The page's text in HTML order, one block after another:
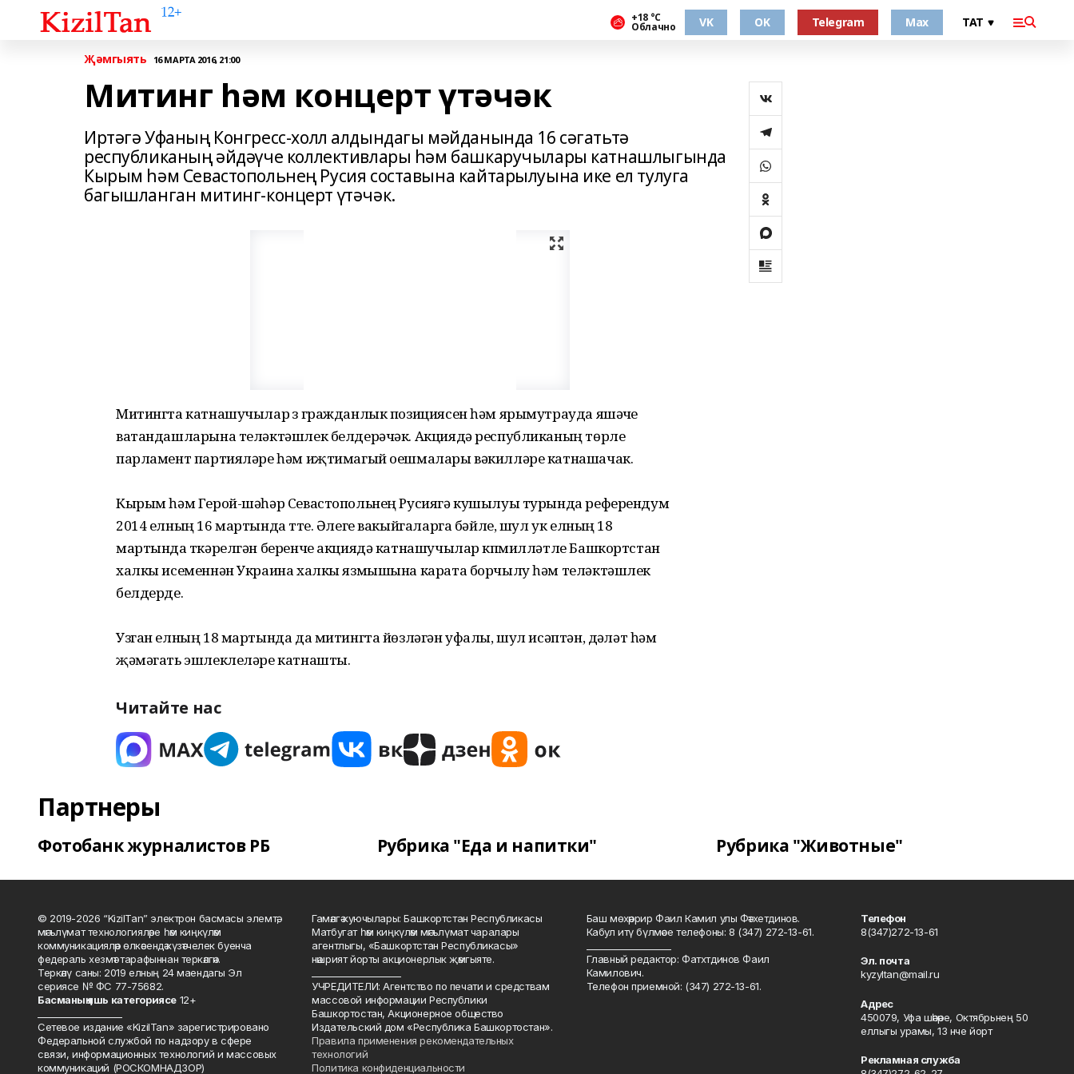
+18 °С
Облачно VK OK Telegram Max
Җәмгыять 16 МАРТА 2016, 21:00
Митинг һәм концерт үтәчәк
Иртәгә Уфаның Конгресс-холл алдындагы мәйданында 16 сәгатьтә
республиканың әйдәүче коллективлары һәм башкаручылары катнашлыгында
Кырым һәм Севастопольнең Русия составына кайтарылуына ике ел тулуга
багышланган митинг-концерт үтәчәк.
Митингта катнашучылар үз гражданлык позициясен һәм ярымутрауда яшәүче
ватандашларына теләктәшлек белдерәчәк. Акциядә республиканың төрле
парламент партияләре һәм иҗтимагый оешмалары вәкилләре катнашачак.
Кырым һәм Герой-шәһәр Севастопольнең Русиягә кушылуы турында референдум
2014 елның 16 мартында үтте. Әлеге вакыйгаларга бәйле, шул ук елның 18
мартында үткәрелгән беренче акциядә катнашучылар күпмилләтле Башкортстан
халкы исеменнән Украина халкы язмышына карата борчылу һәм теләктәшлек
белдерде.
Узган елның 18 мартында да митингта йөзләгән уфалы, шул исәптән, дәүләт һәм
җәмәгать эшлеклеләре катнашты.
Читайте нас
Партнеры
Фотобанк журналистов РБ Рубрика "Еда и напитки" Рубрика "Животные"
© 2019-2026 “KizilTan” электрон басмасы элемтә,
мәгълүмат технологияләре һәм киңкүләм
коммуникацияләр өлкәсендә күзәтчелек буенча
федераль хезмәт тарафыннан теркәлгән.
Теркәлү саны: 2019 елның 24 маендагы Эл
сериясе № ФС 77-75682.
Басманың яшь категориясе12+
Сетевое издание «KizilTan» зарегистрировано
Федеральной службой по надзору в сфере
связи, информационных технологий и массовых
коммуникаций (РОСКОМНАДЗОР)
Гамәлгә куючылары: Башкортстан Республикасы
Матбугат һәм киңкүләм мәгълүмат чаралары
агентлыгы, «Башкортстан Республикасы»
нәшрият йорты акционерлык җәмгыяте.
УЧРЕДИТЕЛИ: Агентство по печати и средствам
массовой информации Республики
Башкортостан, Акционерное общество
Издательский дом «Республика Башкортостан».
Правила применения рекомендательных
технологий
Политика конфиденциальности
Баш мөхәррир Фаил Камил улы Фәтхетдинов.
Кабул итү бүлмәсе телефоны: 8 (347) 272-13-61.
Главный редактор: Фатхтдинов Фаил
Камилович.
Телефон приемной: (347) 272-13-61.
Телефон
8(347)272-13-61
Эл. почта
kyzyltan@mail.ru
Адрес
450079, Уфа шәһәре, Октябрьнең 50
еллыгы урамы, 13 нче йорт
Рекламная служба